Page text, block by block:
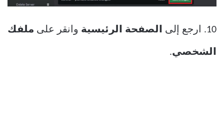
10. ارجع إلى الصفحة الرئيسية وانقر على ملفك
الشخصي.